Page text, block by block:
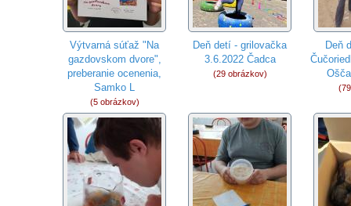
Výtvarná súťaž "Na
gazdovskom dvore",
preberanie ocenenia,
Samko L
(5 obrázkov)
Deň detí - grilovačka
3.6.2022 Čadca
(29 obrázkov)
Deň